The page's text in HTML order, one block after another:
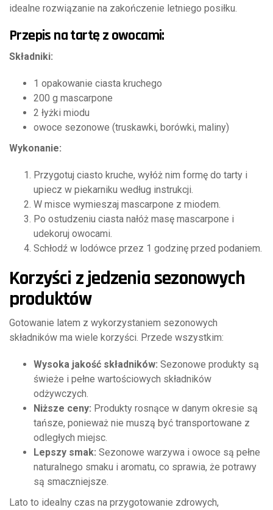
idealne rozwiązanie na zakończenie letniego posiłku.
Przepis na tartę z owocami:
Składniki:
1 opakowanie ciasta kruchego
200 g mascarpone
2 łyżki miodu
owoce sezonowe (truskawki, borówki, maliny)
Wykonanie:
Przygotuj ciasto kruche, wyłóż nim formę do tarty i
upiecz w piekarniku według instrukcji.
W misce wymieszaj mascarpone z miodem.
Po ostudzeniu ciasta nałóż masę mascarpone i
udekoruj owocami.
Schłodź w lodówce przez 1 godzinę przed podaniem.
Korzyści z jedzenia sezonowych
produktów
Gotowanie latem z wykorzystaniem sezonowych
składników ma wiele korzyści. Przede wszystkim:
Wysoka jakość składników: Sezonowe produkty są
świeże i pełne wartościowych składników
odżywczych.
Niższe ceny: Produkty rosnące w danym okresie są
tańsze, ponieważ nie muszą być transportowane z
odległych miejsc.
Lepszy smak: Sezonowe warzywa i owoce są pełne
naturalnego smaku i aromatu, co sprawia, że potrawy
są smaczniejsze.
Lato to idealny czas na przygotowanie zdrowych,